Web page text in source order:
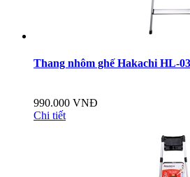
Thang nhôm ghế Hakachi HL-03
990.000 VNĐ
Chi tiết